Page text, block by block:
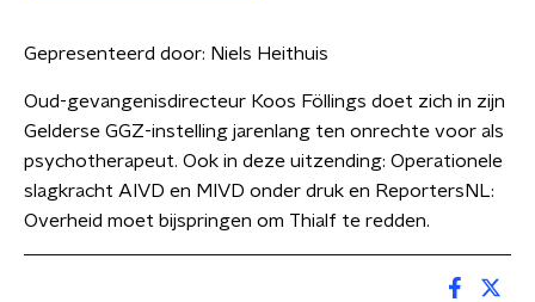
Gepresenteerd door: Niels Heithuis
Oud-gevangenisdirecteur Koos Föllings doet zich in zijn
Gelderse GGZ-instelling jarenlang ten onrechte voor als
psychotherapeut. Ook in deze uitzending: Operationele
slagkracht AIVD en MIVD onder druk en ReportersNL:
Overheid moet bijspringen om Thialf te redden.